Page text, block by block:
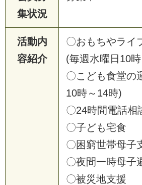
集状況
活動内
容紹介
〇おもちやライ
(毎週水曜日10
〇こども食堂の
10時～14時)
〇24時間電話相
〇子ども宅食
〇困窮世帯母子
〇夜間一時母子
〇被災地支援